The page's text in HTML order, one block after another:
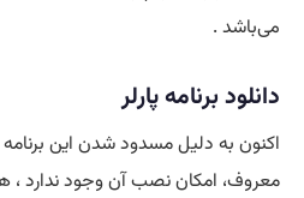
می‌باشد .
دانلود برنامه پارلر
اکنون به دلیل مسدود شدن این
معروف، امکان نصب آن وجود ندارد